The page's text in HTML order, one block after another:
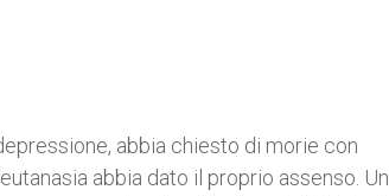
abbia chiesto di morie con
abbia dato il proprio assenso. Un